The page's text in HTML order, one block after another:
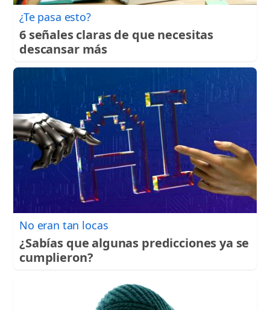
¿Te pasa esto?
6 señales claras de que necesitas
descansar más
No eran tan locas
¿Sabías que algunas predicciones ya se
cumplieron?